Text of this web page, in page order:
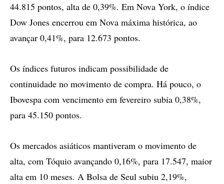
44.815 pontos, alta de 0,39%. Em Nova York, o índice
Dow Jones encerrou em Nova máxima histórica, ao
avançar 0,41%, para 12.673 pontos.
Os índices futuros indicam possibilidade de
continuidade no movimento de compra. Há pouco, o
Ibovespa com vencimento em fevereiro subia 0,38%,
para 45.150 pontos.
Os mercados asiáticos mantiveram o movimento de
alta, com Tóquio avançando 0,16%, para 17.547, maior
alta em 10 meses. A Bolsa de Seul subiu 2,19%,